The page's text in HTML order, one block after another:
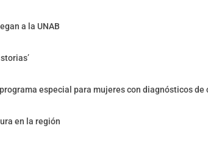
a la UNAB
especial para mujeres con diagnósticos de
en la región